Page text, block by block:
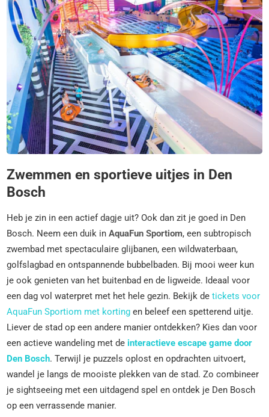
Zwemmen en sportieve uitjes in Den
Bosch
Heb je zin in een actief dagje uit? Ook dan zit je goed in Den
Bosch. Neem een duik inAquaFun Sportiom, een subtropisch
zwembad met spectaculaire glijbanen, een wildwaterbaan,
golfslagbad en ontspannende bubbelbaden. Bij mooi weer kun
je ook genieten van het buitenbad en de ligweide. Ideaal voor
een dag vol waterpret met het hele gezin. Bekijk detickets voor
AquaFun Sportiom met korting en beleef een spetterend uitje.
Liever de stad op een andere manier ontdekken? Kies dan voor
een actieve wandeling met de interactieve escape game door
Den Bosch. Terwijl je puzzels oplost en opdrachten uitvoert,
wandel je langs de mooiste plekken van de stad. Zo combineer
je sightseeing met een uitdagend spel en ontdek je Den Bosch
op een verrassende manier.